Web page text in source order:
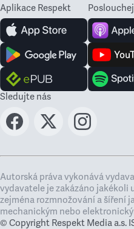
Aplikace Respekt
Sledujte nás
Autorská práva vykonává
vydavatele je zakázáno jakékoli
zejména rozmnožování a šíření
mechanickým nebo
© Copyright Respekt Media a.s.